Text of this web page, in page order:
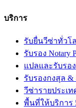
บริการ
รับยื่นวีซ่าทั่วโ
รับรอง Notary
แปลและรับรอ
รับรองกงสุล
วีซ่ารายประเท
พื้นที่ให้บริการ